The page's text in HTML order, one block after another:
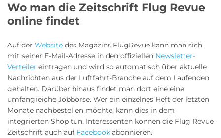
Wo man die Zeitschrift Flug Revue
online findet
Auf der Website des Magazins FlugRevue kann man sich
mit seiner E-Mail-Adresse in den offiziellen Newsletter-
Verteiler eintragen und wird so automatisch über aktuelle
Nachrichten aus der Luftfahrt-Branche auf dem Laufenden
gehalten. Darüber hinaus findet man dort eine eine
umfangreiche Jobbörse. Wer ein einzelnes Heft der letzten
Monate nachbestellen möchte, kann dies in dem
integrierten Shop tun. Interessenten können die Flug Revue
Zeitschrift auch auf Facebook abonnieren.